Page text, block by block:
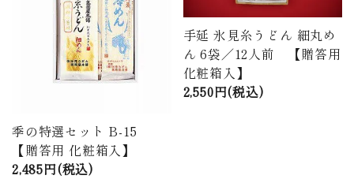
季の特選セット B-15
【贈答用 化粧箱入】
2,485円(税込)
手延 氷見糸うどん 細丸め
ん 6袋／12人前 【贈答用
化粧箱入】
2,550円(税込)